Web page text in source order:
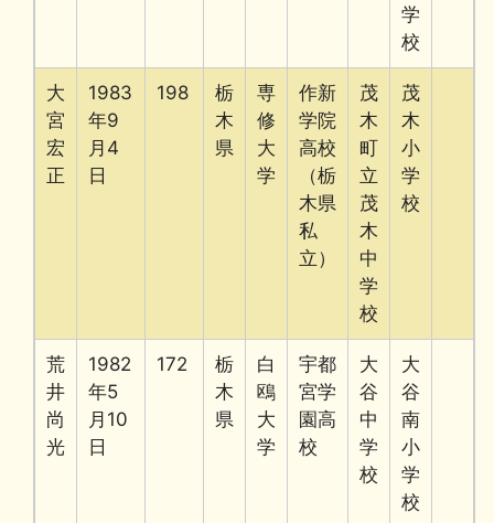
学
校
大
宮
宏
正
1983
年9
月4
日
198
栃
木
県
専
修
大
学
作新
学院
高校
（栃
木県
私
立）
茂
木
町
立
茂
木
中
学
校
茂
木
小
学
校
荒
井
尚
光
1982
年5
月10
日
172
栃
木
県
白
鴎
大
学
宇都
宮学
園高
校
大
谷
中
学
校
大
谷
南
小
学
校